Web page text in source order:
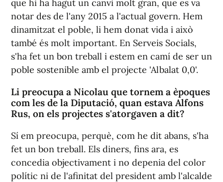
que hi ha hagut un canvi molt gran, que es va
notar des de l'any 2015 a l'actual govern. Hem
dinamitzat el poble, li hem donat vida i això
també és molt important. En Serveis Socials,
s'ha fet un bon treball i estem en camí de ser un
poble sostenible amb el projecte 'Albalat 0,0'.
Li preocupa a Nicolau que tornem a èpoques
com les de la Diputació, quan estava Alfons
Rus, on els projectes s'atorgaven a dit?
Sí em preocupa, perquè, com he dit abans, s'ha
fet un bon treball. Els diners, fins ara, es
concedia objectivament i no depenia del color
polític ni de l'afinitat del president amb l'alcalde